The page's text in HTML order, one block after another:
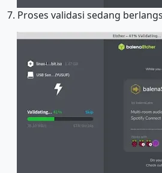
7. Proses validasi sedang